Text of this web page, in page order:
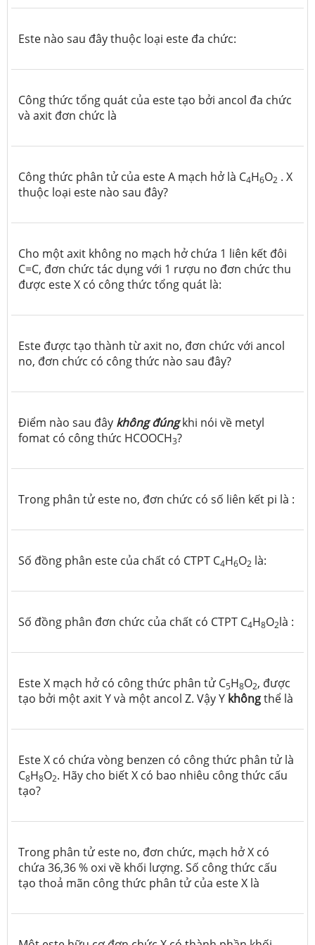
Este nào sau đây thuộc loại este đa chức:
Công thức tổng quát của este tạo bởi ancol đa chức
và axit đơn chức là
Công thức phân tử của este A mạch hở là C4H6O2 . X
thuộc loại este nào sau đây?
Cho một axit không no mạch hở chứa 1 liên kết đôi
C=C, đơn chức tác dụng với 1 rượu no đơn chức thu
được este X có công thức tổng quát là:
Este được tạo thành từ axit no, đơn chức với ancol
no, đơn chức có công thức nào sau đây?
Điểm nào sau đây không đúngkhi nói về metyl
fomat có công thức HCOOCH3?
Trong phân tử este no, đơn chức có số liên kết pi là :
Số đồng phân este của chất có CTPT C4H6O2 là:
Số đồng phân đơn chức của chất có CTPT C4H8O2là :
Este X mạch hở có công thức phân tử C5H8O2, được
tạo bởi một axit Y và một ancol Z. Vậy Y khôngthể là
Este X có chứa vòng benzen có công thức phân tử là
C8H8O2. Hãy cho biết X có bao nhiêu công thức cấu
tạo?
Trong phân tử este no, đơn chức, mạch hở X có
chứa 36,36 % oxi về khối lượng. Số công thức cấu
tạo thoả mãn công thức phân tử của este X là